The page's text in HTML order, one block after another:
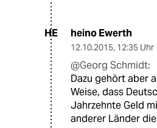
HE heino Ewerth
12.10.2015, 12:35 Uhr
@Georg Schmidt:
Dazu gehört aber
Weise, dass
Jahrzehnte Geld
anderer Länder